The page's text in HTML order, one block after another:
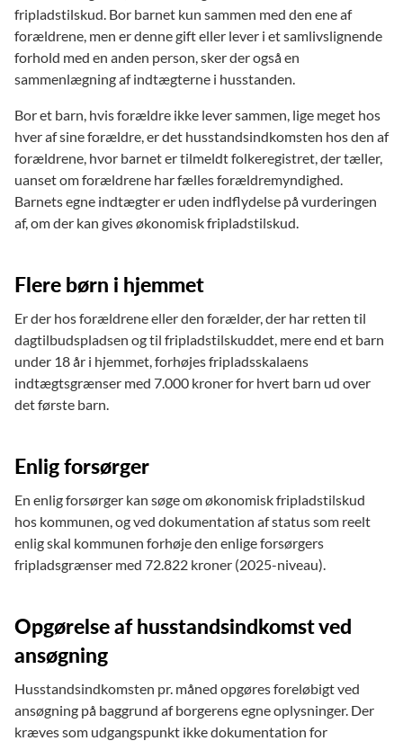
fripladstilskud. Bor barnet kun sammen med den ene af
forældrene, men er denne gift eller lever i et samlivslignende
forhold med en anden person, sker der også en
sammenlægning af indtægterne i husstanden.
Bor et barn, hvis forældre ikke lever sammen, lige meget hos
hver af sine forældre, er det husstandsindkomsten hos den af
forældrene, hvor barnet er tilmeldt folkeregistret, der tæller,
uanset om forældrene har fælles forældremyndighed.
Barnets egne indtægter er uden indflydelse på vurderingen
af, om der kan gives økonomisk fripladstilskud.
Flere børn i hjemmet
Er der hos forældrene eller den forælder, der har retten til
dagtilbudspladsen og til fripladstilskuddet, mere end et barn
under 18 år i hjemmet, forhøjes fripladsskalaens
indtægtsgrænser med 7.000 kroner for hvert barn ud over
det første barn.
Enlig forsørger
En enlig forsørger kan søge om økonomisk fripladstilskud
hos kommunen, og ved dokumentation af status som reelt
enlig skal kommunen forhøje den enlige forsørgers
fripladsgrænser med 72.822 kroner (2025-niveau).
Opgørelse af husstandsindkomst ved
ansøgning
Husstandsindkomsten pr. måned opgøres foreløbigt ved
ansøgning på baggrund af borgerens egne oplysninger. Der
kræves som udgangspunkt ikke dokumentation for